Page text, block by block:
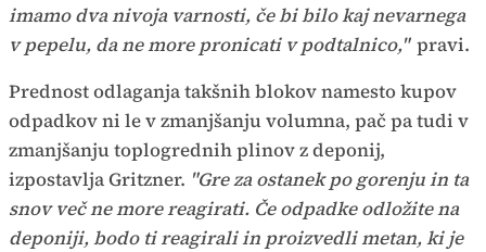
imamo dva nivoja varnosti, če bi bilo kaj nevarnega
v pepelu, da ne more pronicati v podtalnico," pravi.
Prednost odlaganja takšnih blokov namesto kupov
odpadkov ni le v zmanjšanju volumna, pač pa tudi v
zmanjšanju toplogrednih plinov z deponij,
izpostavlja Gritzner. "Gre za ostanek po gorenju in ta
snov več ne more reagirati. Če odpadke odložite na
deponiji, bodo ti reagirali in proizvedli metan, ki je